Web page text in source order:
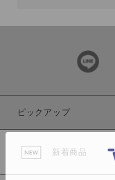
ブランド
カラー
ピックアップ
新着商品